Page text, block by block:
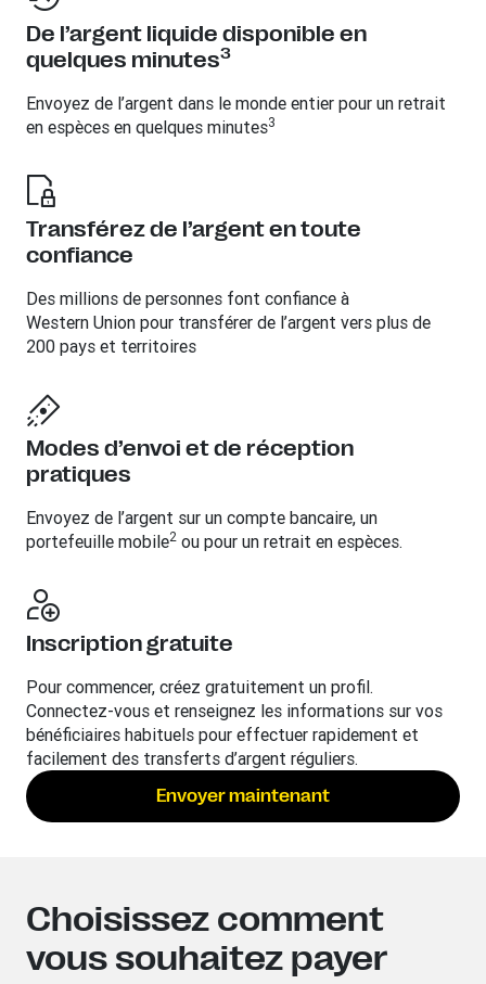
De l’argent liquide disponible en
quelques minutes3
Envoyez de l’argent dans le monde entier pour un retrait
en espèces en quelques minutes3
Transférez de l’argent en toute
confiance
Des millions de personnes font confiance à
Western Union pour transférer de l’argent vers plus de
200 pays et territoires
Modes d’envoi et de réception
pratiques
Envoyez de l’argent sur un compte bancaire, un
portefeuille mobile2 ou pour un retrait en espèces.
Inscription gratuite
Pour commencer, créez gratuitement un profil.
Connectez-vous et renseignez les informations sur vos
bénéficiaires habituels pour effectuer rapidement et
facilement des transferts d’argent réguliers.
Envoyer maintenant
Choisissez comment
vous souhaitez payer